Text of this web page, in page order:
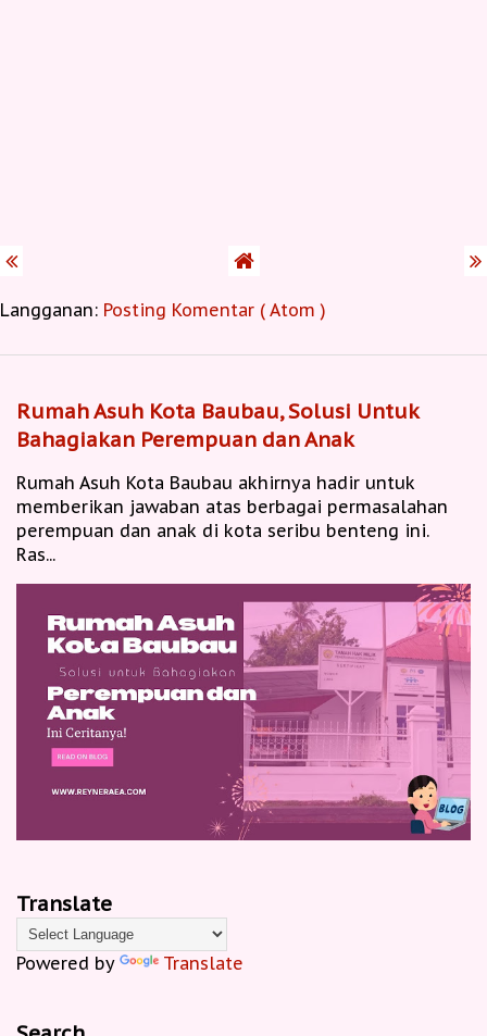
Langganan: Posting Komentar ( Atom )
Rumah Asuh Kota Baubau, Solusi Untuk
Bahagiakan Perempuan dan Anak
Rumah Asuh Kota Baubau akhirnya hadir untuk
memberikan jawaban atas berbagai permasalahan
perempuan dan anak di kota seribu benteng ini.
Ras...
Translate
Powered by Translate